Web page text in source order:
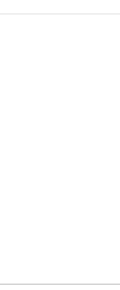
"내란 세…
통령 탄핵
을 기대하